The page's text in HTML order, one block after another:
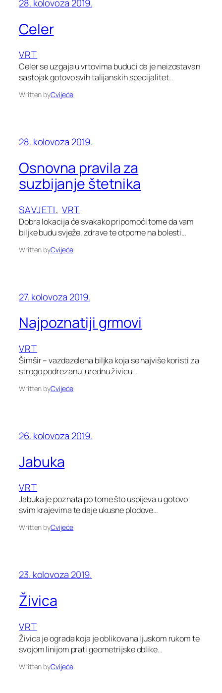
28. kolovoza 2019.
Celer
VRT
Celer se uzgaja u vrtovima budući da je neizostavan
sastojak gotovo svih talijanskih specijalitet…
Written byCvijeće
28. kolovoza 2019.
Osnovna pravila za
suzbijanje štetnika
SAVJETI, VRT
Dobra lokacija će svakako pripomoći tome da vam
biljke budu svježe, zdrave te otporne na bolesti…
Written byCvijeće
27. kolovoza 2019.
Najpoznatiji grmovi
VRT
Šimšir – vazdazelena biljka koja se najviše koristi za
strogo podrezanu, urednu živicu…
Written byCvijeće
26. kolovoza 2019.
Jabuka
VRT
Jabuka je poznata po tome što uspijeva u gotovo
svim krajevima te daje ukusne plodove…
Written byCvijeće
23. kolovoza 2019.
Živica
VRT
Živica je ograda koja je oblikovana ljuskom rukom te
svojom linijom prati geometrijske oblike…
Written byCvijeće